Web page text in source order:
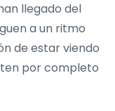
llegado del
a un ritmo
de estar viendo
por completo